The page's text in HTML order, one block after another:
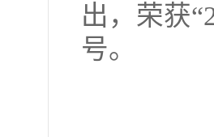
出，荣获
号。